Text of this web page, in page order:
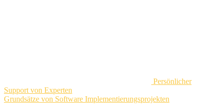
Persönlicher
Support von Experten
Grundsätze von Software Implementierungsprojekten